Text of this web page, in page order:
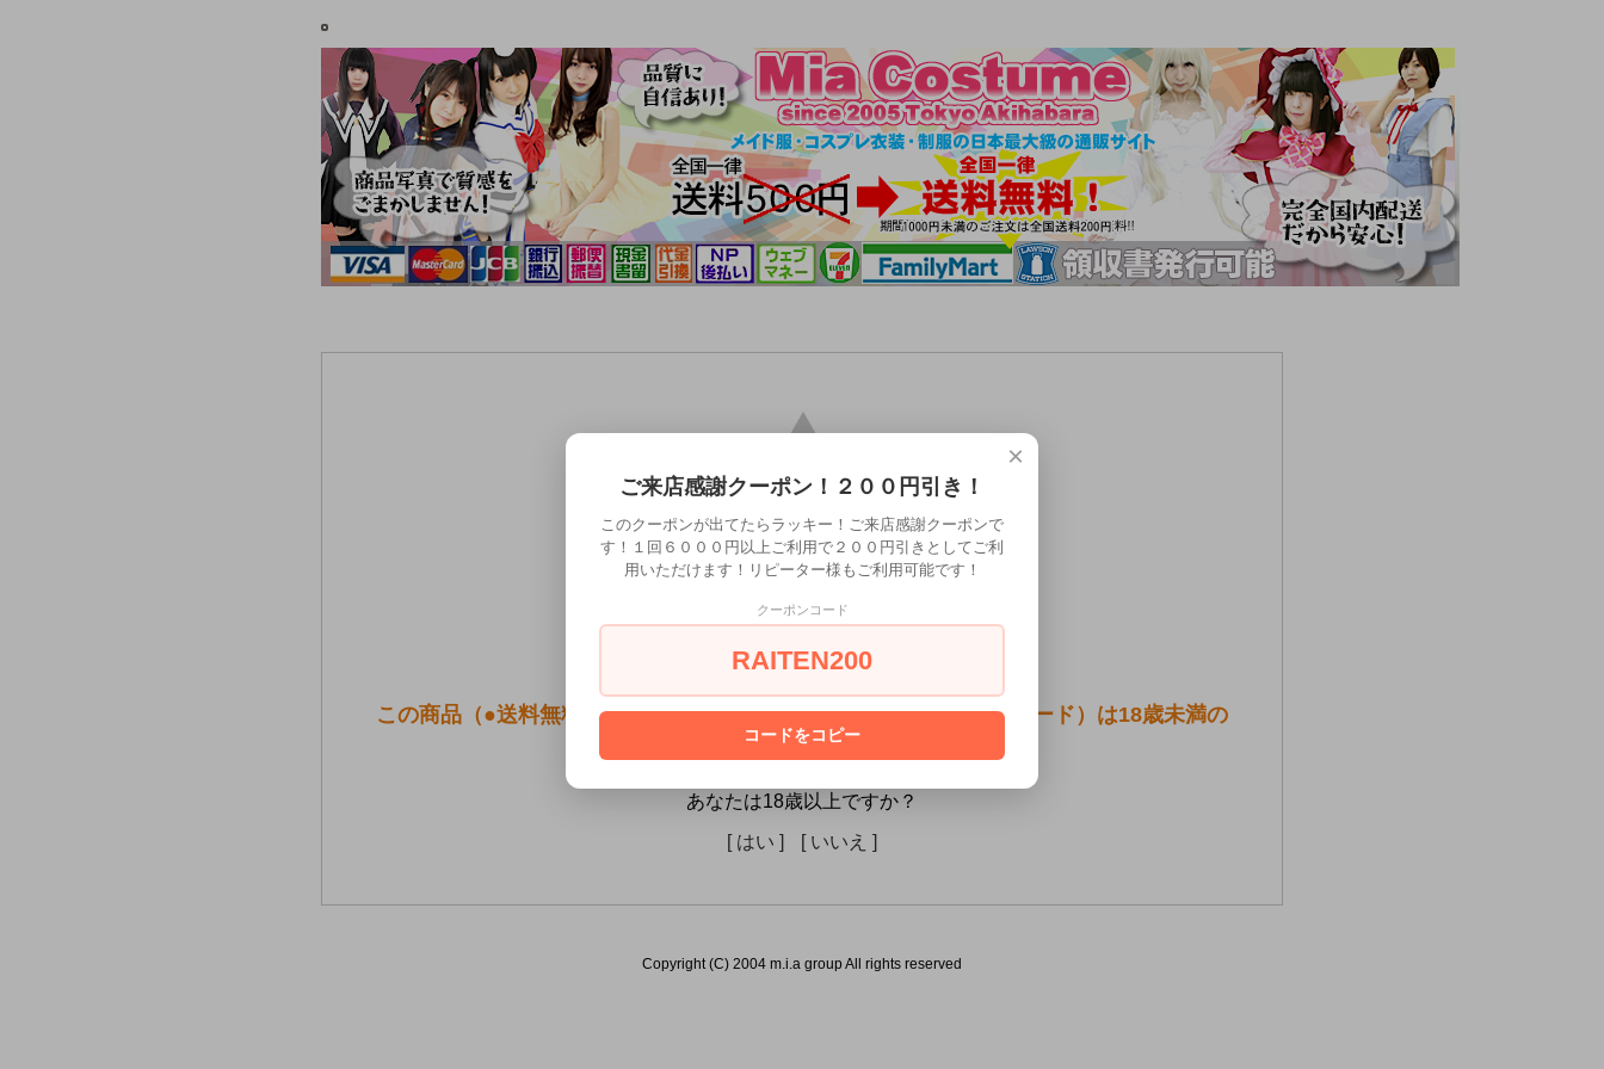
この商品（●送料無料●GENERATOR～自家発電～ フェザートルネード）は18歳未満の
方には販売できません。
あなたは18歳以上ですか？
[ はい ]
[ いいえ ]
Copyright (C) 2004 m.i.a group All rights reserved
×
ご来店感謝クーポン！２００円引き！
このクーポンが出てたらラッキー！ご来店感謝クーポンで
す！１回６０００円以上ご利用で２００円引きとしてご利
用いただけます！リピーター様もご利用可能です！
クーポンコード
RAITEN200
コードをコピー